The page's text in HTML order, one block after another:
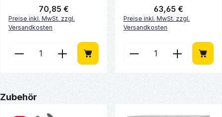
Regulärer Preis:
70,85 €
Preise inkl. MwSt. zzgl.
Versandkosten
Produkt Anzahl: Gib den gewünschten Wert ein
Regulärer Preis:
63,65 €
Preise inkl. MwSt. zzgl.
Versandkosten
Produkt Anzahl: Gib
Produktgalerie überspringen
Zubehör